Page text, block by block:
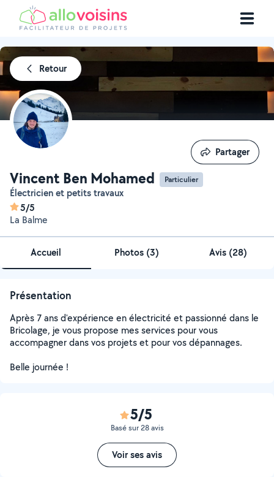
Retour
Vincent Ben Mohamed Particulier
Électricien et petits travaux
5/5
La Balme
Partager
Partager
Accueil Photos (3) Avis (28)
Présentation
Après 7 ans d'expérience en électricité et passionné dans le
Bricolage, je vous propose mes services pour vous
accompagner dans vos projets et pour vos dépannages.
Belle journée !
5/5
Basé sur 28 avis
Voir ses avis